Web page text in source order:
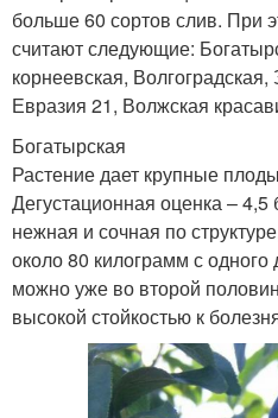
больше 60 сортов слив. При
считают следующие:
корнеевская,
Евразия 21, Волжская
Богатырская
Растение дает крупные
Дегустационная оценка –
нежная и сочная по
около 80 килограмм с одного
можно уже во второй
высокой стойкостью к